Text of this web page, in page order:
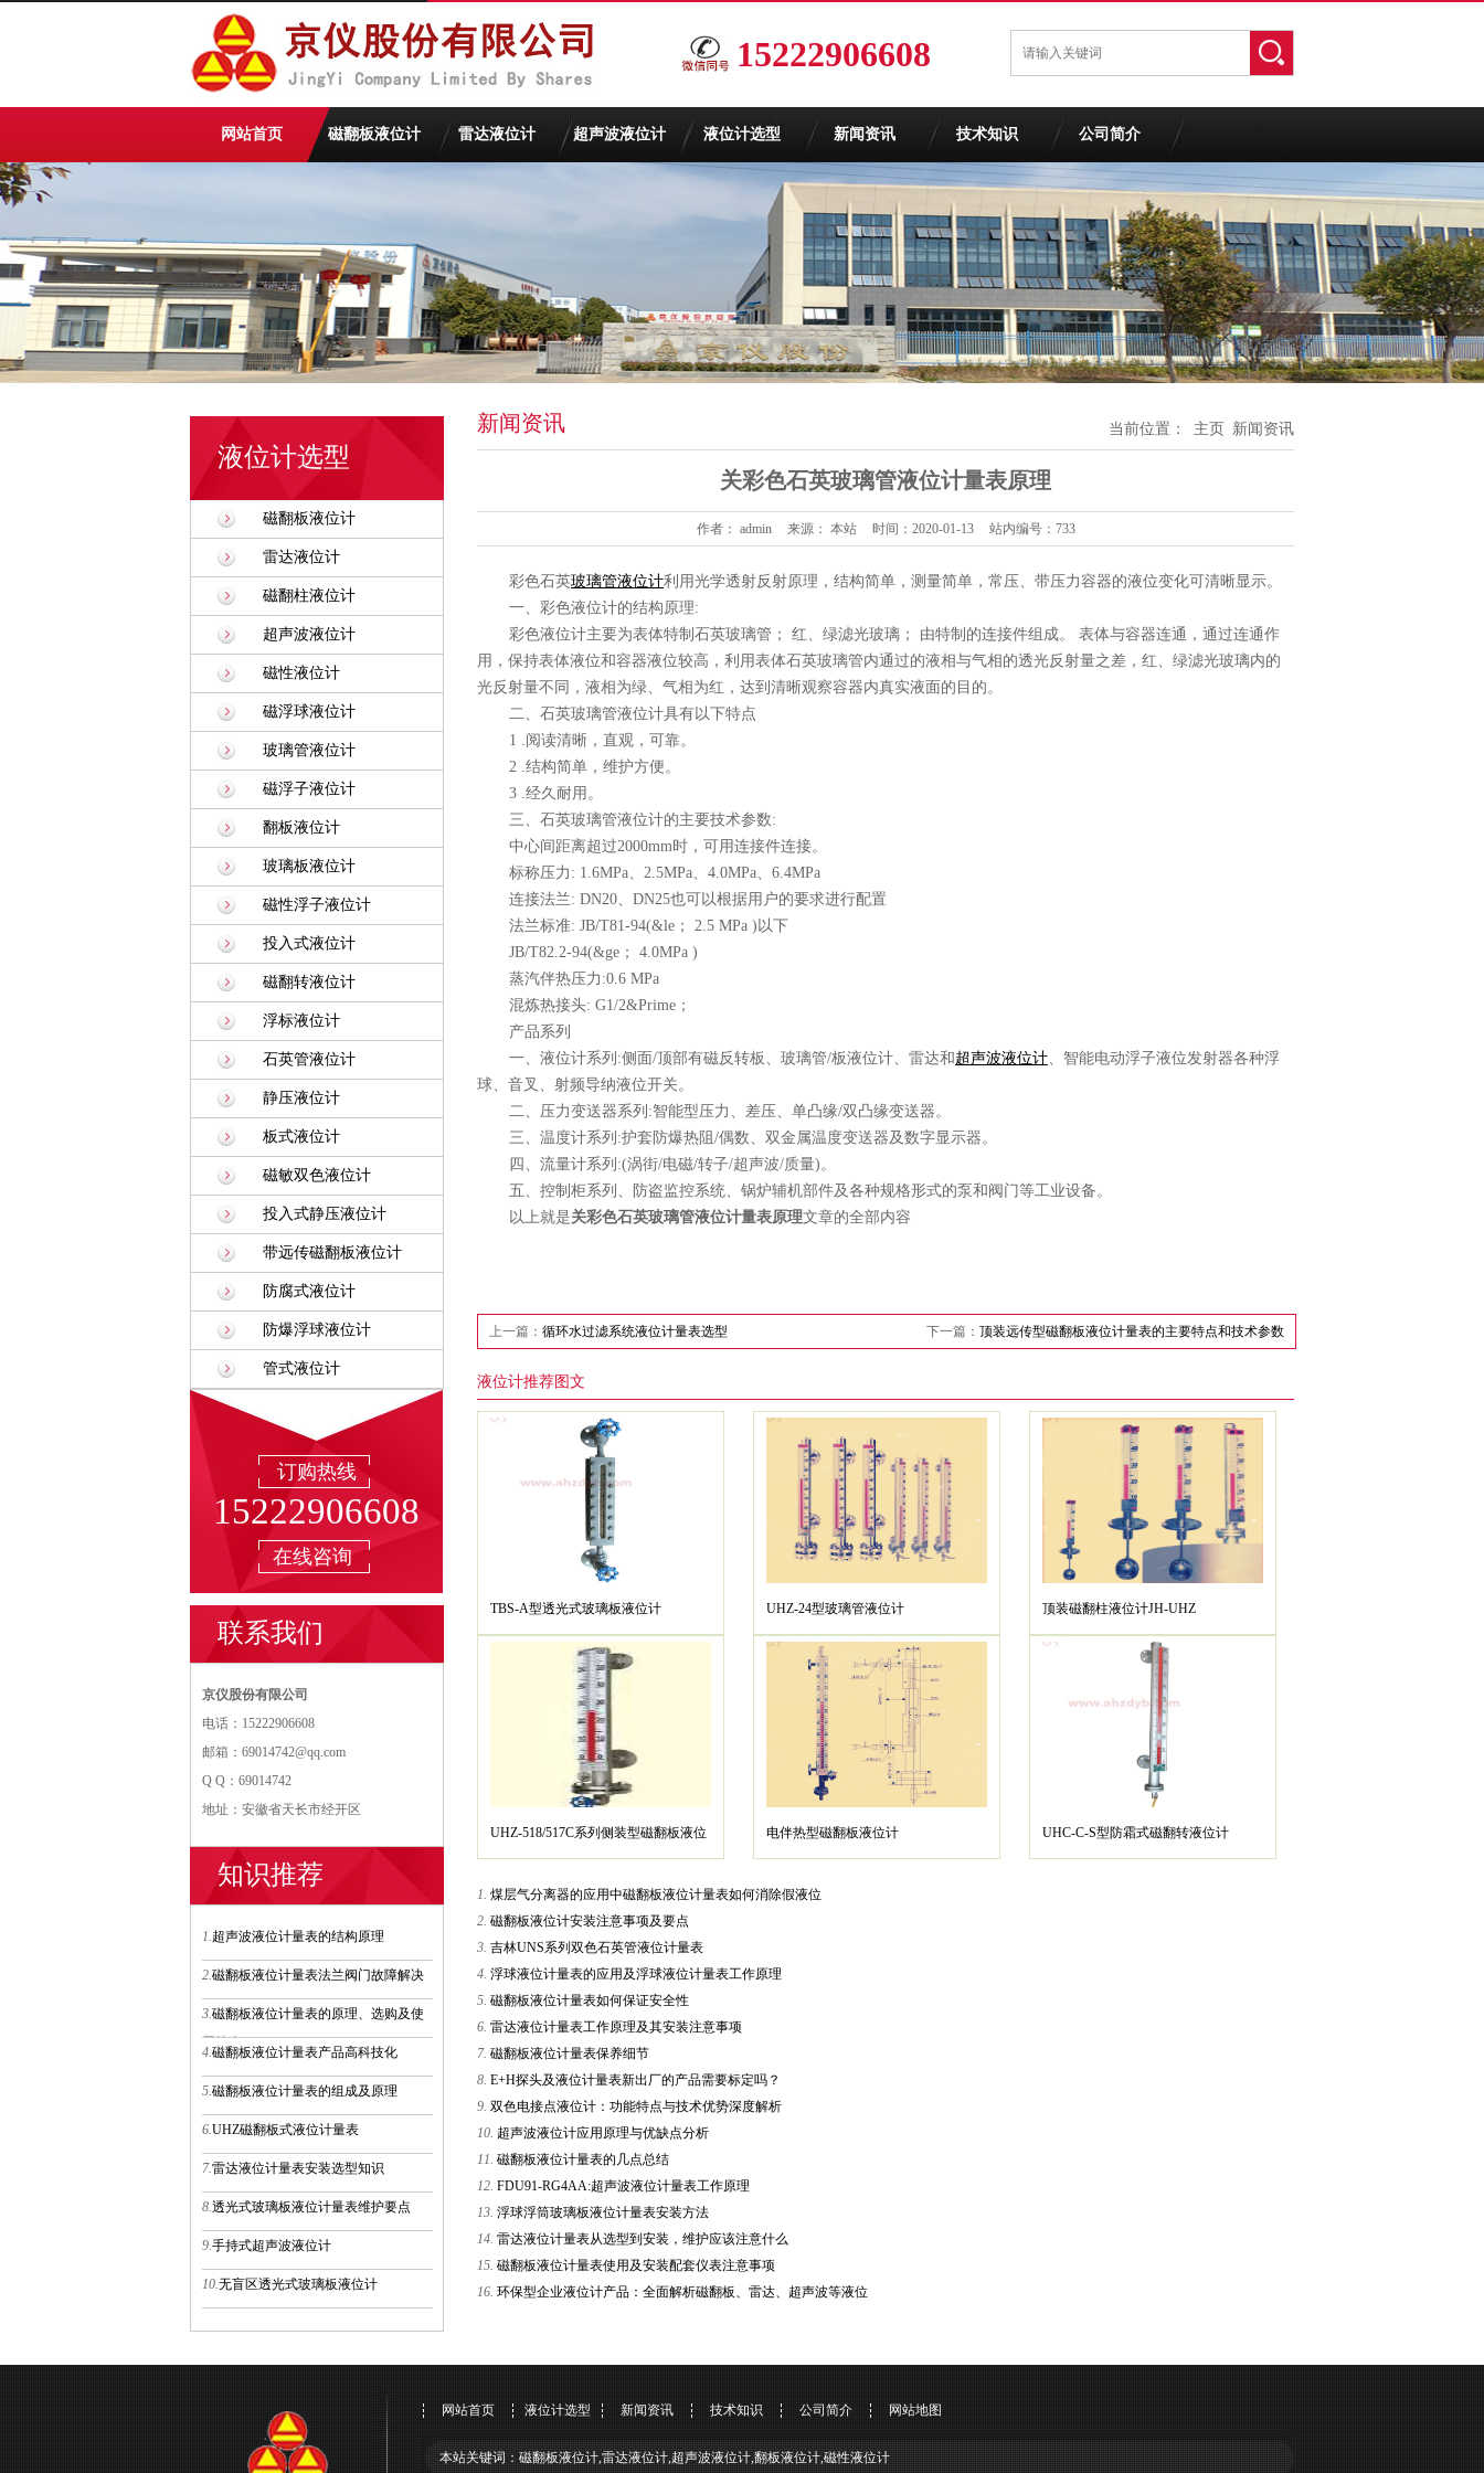
15222906608
网站首页 磁翻板液位计 雷达液位计 超声波液位计 液位计选型 新闻资讯 技术知识 公司简介
液位计选型
磁翻板液位计
雷达液位计
磁翻柱液位计
超声波液位计
磁性液位计
磁浮球液位计
玻璃管液位计
磁浮子液位计
翻板液位计
玻璃板液位计
磁性浮子液位计
投入式液位计
磁翻转液位计
浮标液位计
石英管液位计
静压液位计
板式液位计
磁敏双色液位计
投入式静压液位计
带远传磁翻板液位计
防腐式液位计
防爆浮球液位计
管式液位计
订购热线
15222906608
在线咨询
联系我们
京仪股份有限公司
电话：15222906608
邮箱：69014742@qq.com
Q Q：69014742
地址：安徽省天长市经开区
知识推荐
1.超声波液位计量表的结构原理
2.磁翻板液位计量表法兰阀门故障解决
3.磁翻板液位计量表的原理、选购及使
用简介
4.磁翻板液位计量表产品高科技化
5.磁翻板液位计量表的组成及原理
6.UHZ磁翻板式液位计量表
7.雷达液位计量表安装选型知识
8.透光式玻璃板液位计量表维护要点
9.手持式超声波液位计
10.无盲区透光式玻璃板液位计
当前位置： 主页 新闻资讯
新闻资讯
关彩色石英玻璃管液位计量表原理
作者： admin 来源： 本站 时间：2020-01-13 站内编号：733
彩色石英玻璃管液位计利用光学透射反射原理，结构简单，测量简单，常压、带压力容器的液位变化可清晰显示。
一、彩色液位计的结构原理:
彩色液位计主要为表体特制石英玻璃管； 红、绿滤光玻璃； 由特制的连接件组成。 表体与容器连通，通过连通作
用，保持表体液位和容器液位较高，利用表体石英玻璃管内通过的液相与气相的透光反射量之差，红、绿滤光玻璃内的
光反射量不同，液相为绿、气相为红，达到清晰观察容器内真实液面的目的。
二、石英玻璃管液位计具有以下特点
1 .阅读清晰，直观，可靠。
2 .结构简单，维护方便。
3 .经久耐用。
三、石英玻璃管液位计的主要技术参数:
中心间距离超过2000mm时，可用连接件连接。
标称压力: 1.6MPa、2.5MPa、4.0MPa、6.4MPa
连接法兰: DN20、DN25也可以根据用户的要求进行配置
法兰标准: JB/T81-94(&le； 2.5 MPa )以下
JB/T82.2-94(&ge； 4.0MPa )
蒸汽伴热压力:0.6 MPa
混炼热接头: G1/2&Prime；
产品系列
一、液位计系列:侧面/顶部有磁反转板、玻璃管/板液位计、雷达和 超声波液位计、智能电动浮子液位发射器各种浮
球、音叉、射频导纳液位开关。
二、压力变送器系列:智能型压力、差压、单凸缘/双凸缘变送器。
三、温度计系列:护套防爆热阻/偶数、双金属温度变送器及数字显示器。
四、流量计系列:(涡街/电磁/转子/超声波/质量)。
五、控制柜系列、防盗监控系统、锅炉辅机部件及各种规格形式的泵和阀门等工业设备。
以上就是关彩色石英玻璃管液位计量表原理文章的全部内容
上一篇： 循环水过滤系统液位计量表选型 下一篇： 顶装远传型磁翻板液位计量表的主要特点和技术参数
液位计推荐图文
TBS-A型透光式玻璃板液位计 UHZ-24型玻璃管液位计 顶装磁翻柱液位计JH-UHZ
UHZ-518/517C系列侧装型磁翻板液位 电伴热型磁翻板液位计 UHC-C-S型防霜式磁翻转液位计
1. 煤层气分离器的应用中磁翻板液位计量表如何消除假液位
2. 磁翻板液位计安装注意事项及要点
3. 吉林UNS系列双色石英管液位计量表
4. 浮球液位计量表的应用及浮球液位计量表工作原理
5. 磁翻板液位计量表如何保证安全性
6. 雷达液位计量表工作原理及其安装注意事项
7. 磁翻板液位计量表保养细节
8. E+H探头及液位计量表新出厂的产品需要标定吗？
9. 双色电接点液位计：功能特点与技术优势深度解析
10. 超声波液位计应用原理与优缺点分析
11. 磁翻板液位计量表的几点总结
12. FDU91-RG4AA:超声波液位计量表工作原理
13. 浮球浮筒玻璃板液位计量表安装方法
14. 雷达液位计量表从选型到安装，维护应该注意什么
15. 磁翻板液位计量表使用及安装配套仪表注意事项
16. 环保型企业液位计产品：全面解析磁翻板、雷达、超声波等液位
网站首页 液位计选型 新闻资讯 技术知识 公司简介 网站地图
本站关键词：磁翻板液位计,雷达液位计,超声波液位计,翻板液位计,磁性液位计